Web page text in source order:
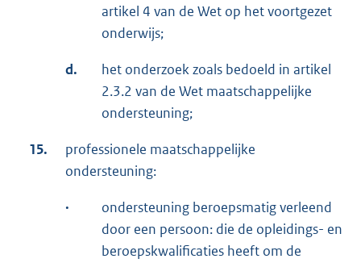
artikel 4 van de Wet op het voortgezet
onderwijs;
d.
het onderzoek zoals bedoeld in artikel
2.3.2 van de Wet maatschappelijke
ondersteuning;
15.
professionele maatschappelijke
ondersteuning:
·
ondersteuning beroepsmatig verleend
door een persoon: die de opleidings- en
beroepskwalificaties heeft om de